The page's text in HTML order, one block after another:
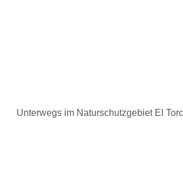
Unterwegs im Naturschutzgebiet El